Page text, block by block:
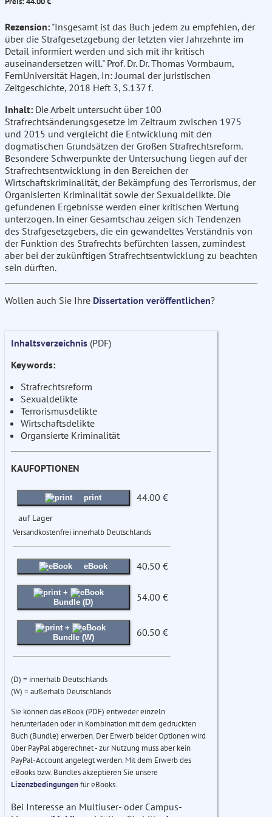
Rezension: "Insgesamt ist das Buch jedem zu empfehlen, der
über die Strafgesetzgebung der letzten vier Jahrzehnte im
Detail informiert werden und sich mit ihr kritisch
auseinandersetzen will." Prof. Dr. Dr. Thomas Vormbaum,
FernUniversität Hagen, In: Journal der juristischen
Zeitgeschichte, 2018 Heft 3, S.137 f.
Inhalt: Die Arbeit untersucht über 100
Strafrechtsänderungsgesetze im Zeitraum zwischen 1975
und 2015 und vergleicht die Entwicklung mit den
dogmatischen Grundsätzen der Großen Strafrechtsreform.
Besondere Schwerpunkte der Untersuchung liegen auf der
Strafrechtsentwicklung in den Bereichen der
Wirtschaftskriminalität, der Bekämpfung des Terrorismus, der
Organisierten Kriminalität sowie der Sexualdelikte. Die
gefundenen Ergebnisse werden einer kritischen Wertung
unterzogen. In einer Gesamtschau zeigen sich Tendenzen
des Strafgesetzgebers, die ein gewandeltes Verständnis von
der Funktion des Strafrechts befürchten lassen, zumindest
aber bei der zukünftigen Strafrechtsentwicklung zu beachten
sein dürften.
Wollen auch Sie Ihre Dissertation veröffentlichen?
Inhaltsverzeichnis (PDF)
Keywords:
Strafrechtsreform
Sexualdelikte
Terrorismusdelikte
Wirtschaftsdelikte
Organsierte Kriminalität
KAUFOPTIONEN
print 44.00 €
auf Lager
Versandkostenfrei innerhalb Deutschlands
eBook 40.50 €
+
Bundle (D)
54.00 €
+
Bundle (W)
60.50 €
(D) = innerhalb Deutschlands
(W) = außerhalb Deutschlands
Sie können das eBook (PDF) entweder einzeln
herunterladen oder in Kombination mit dem gedruckten
Buch (Bundle) erwerben. Der Erwerb beider Optionen wird
über PayPal abgerechnet - zur Nutzung muss aber kein
PayPal-Account angelegt werden. Mit dem Erwerb des
eBooks bzw. Bundles akzeptieren Sie unsere
Lizenzbedingungenfür eBooks.
Bei Interesse an Multiuser- oder Campus-